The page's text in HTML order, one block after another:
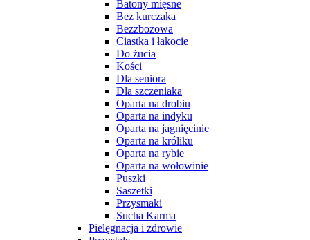
Batony mięsne
Bez kurczaka
Bezzbożowa
Ciastka i łakocie
Do żucia
Kości
Dla seniora
Dla szczeniaka
Oparta na drobiu
Oparta na indyku
Oparta na jagnięcinie
Oparta na króliku
Oparta na rybie
Oparta na wołowinie
Puszki
Saszetki
Przysmaki
Sucha Karma
Pielęgnacja i zdrowie